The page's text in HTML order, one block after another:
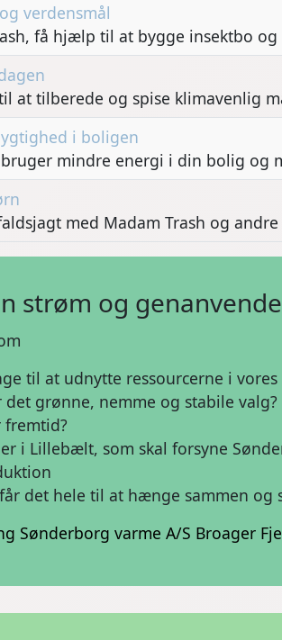
verdensmål
få hjælp til at bygge insektbo
at tilberede og spise klimavenlig
i boligen
mindre energi i din bolig og
med Madam Trash og
strøm og
til at udnytte ressourcerne i
grønne, nemme og stabile
i Lillebælt, som skal forsyne
det hele til at hænge sammen og
Sønderborg varme A/S Broager